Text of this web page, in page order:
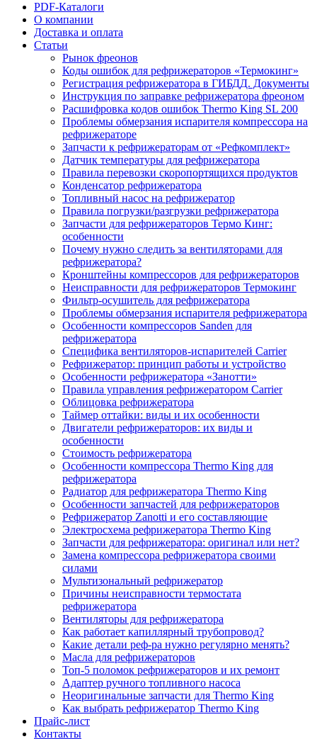
PDF-Каталоги
О компании
Доставка и оплата
Статьи
Рынок фреонов
Коды ошибок для рефрижераторов «Термокинг»
Регистрация рефрижератора в ГИБДД. Документы
Инструкция по заправке рефрижератора фреоном
Расшифровка кодов ошибок Thermo King SL 200
Проблемы обмерзания испарителя компрессора на
рефрижераторе
Запчасти к рефрижераторам от «Рефкомплект»
Датчик температуры для рефрижератора
Правила перевозки скоропортящихся продуктов
Конденсатор рефрижератора
Топливный насос на рефрижератор
Правила погрузки/разгрузки рефрижератора
Запчасти для рефрижераторов Термо Кинг:
особенности
Почему нужно следить за вентиляторами для
рефрижератора?
Кронштейны компрессоров для рефрижераторов
Неисправности для рефрижераторов Термокинг
Фильтр-осушитель для рефрижератора
Проблемы обмерзания испарителя рефрижератора
Особенности компрессоров Sanden для
рефрижератора
Специфика вентиляторов-испарителей Carrier
Рефрижератор: принцип работы и устройство
Особенности рефрижератора «Занотти»
Правила управления рефрижератором Carrier
Облицовка рефрижератора
Таймер оттайки: виды и их особенности
Двигатели рефрижераторов: их виды и
особенности
Стоимость рефрижератора
Особенности компрессора Thermo King для
рефрижератора
Радиатор для рефрижератора Thermo King
Особенности запчастей для рефрижераторов
Рефрижератор Zanotti и его составляющие
Электросхема рефрижератора Thermo King
Запчасти для рефрижератора: оригинал или нет?
Замена компрессора рефрижератора своими
силами
Мультизональный рефрижератор
Причины неисправности термостата
рефрижератора
Вентиляторы для рефрижератора
Как работает капиллярный трубопровод?
Какие детали реф-ра нужно регулярно менять?
Масла для рефрижераторов
Топ-5 поломок рефрижераторов и их ремонт
Адаптер ручного топливного насоса
Неоригинальные запчасти для Thermo King
Как выбрать рефрижератор Thermo King
Прайс-лист
Контакты